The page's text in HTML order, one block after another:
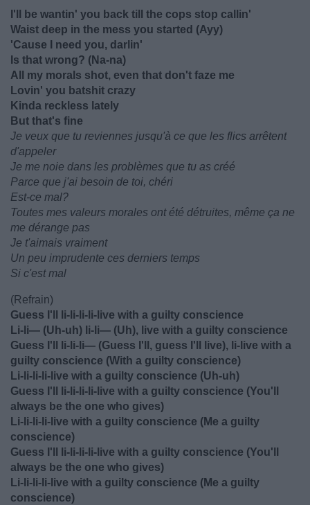
I'll be wantin' you back till the cops stop callin'
Waist deep in the mess you started (Ayy)
'Cause I need you, darlin'
Is that wrong? (Na-na)
All my morals shot, even that don't faze me
Lovin' you batshit crazy
Kinda reckless lately
But that's fine
Je veux que tu reviennes jusqu'à ce que les flics arrêtent
d'appeler
Je me noie dans les problèmes que tu as créé
Parce que j'ai besoin de toi, chéri
Est-ce mal?
Toutes mes valeurs morales ont été détruites, même ça ne
me dérange pas
Je t'aimais vraiment
Un peu imprudente ces derniers temps
Si c'est mal
(Refrain)
Guess I'll li-li-li-li-live with a guilty conscience
Li-li— (Uh-uh) li-li— (Uh), live with a guilty conscience
Guess I'll li-li-li— (Guess I'll, guess I'll live), li-live with a
guilty conscience (With a guilty conscience)
Li-li-li-li-live with a guilty conscience (Uh-uh)
Guess I'll li-li-li-li-live with a guilty conscience (You'll
always be the one who gives)
Li-li-li-li-live with a guilty conscience (Me a guilty
conscience)
Guess I'll li-li-li-li-live with a guilty conscience (You'll
always be the one who gives)
Li-li-li-li-live with a guilty conscience (Me a guilty
conscience)